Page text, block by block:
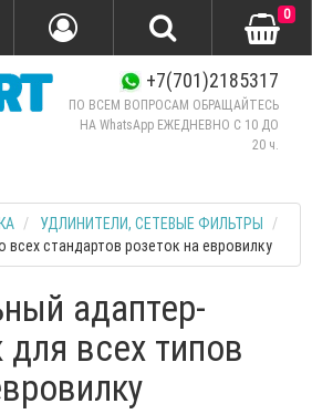
+7(701)2185317
ПО ВСЕМ ВОПРОСАМ ОБРАЩАЙТЕСЬ
НА WhatsApp ЕЖЕДНЕВНО C 10 ДО
20 ч.
0
УДЛИНИТЕЛИ, СЕТЕВЫЕ ФИЛЬТРЫ
всех стандартов розеток на евровилку
адаптер-
для всех типов